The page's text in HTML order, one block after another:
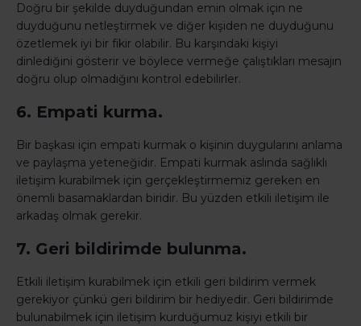
Doğru bir şekilde duyduğundan emin olmak için ne
duyduğunu netleştirmek ve diğer kişiden ne duyduğunu
özetlemek iyi bir fikir olabilir. Bu karşındaki kişiyi
dinlediğini gösterir ve böylece vermeğe çalıştıkları mesajın
doğru olup olmadığını kontrol edebilirler.
6. Empati kurma.
Bir başkası için empati kurmak o kişinin duygularını anlama
ve paylaşma yeteneğidir. Empati kurmak aslında sağlıklı
iletişim kurabilmek için gerçekleştirmemiz gereken en
önemli basamaklardan biridir. Bu yüzden etkili iletişim ile
arkadaş olmak gerekir.
7. Geri bildirimde bulunma.
Etkili iletişim kurabilmek için etkili geri bildirim vermek
gerekiyor çünkü geri bildirim bir hediyedir. Geri bildirimde
bulunabilmek için iletişim kurduğumuz kişiyi etkili bir